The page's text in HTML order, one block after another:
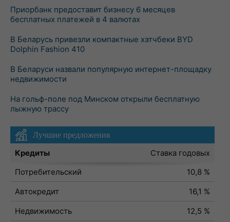
Приорбанк предоставит бизнесу 6 месяцев
бесплатных платежей в 4 валютах
В Беларусь привезли компактные хэтчбеки BYD
Dolphin Fashion 410
В Беларуси назвали популярную интернет-площадку
недвижимости
На гольф-поле под Минском открыли бесплатную
лыжную трассу
Лучшие предложения
Кредиты
Ставка годовых
Потребительский
10,8 %
Автокредит
16,1 %
Недвижимость
12,5 %